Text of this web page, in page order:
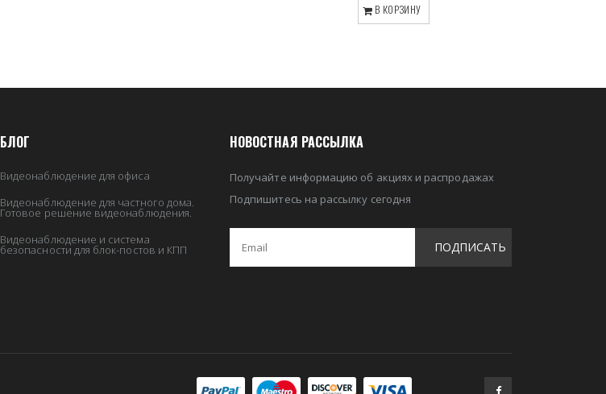
В КОРЗИНУ
БЛОГ
Видеонаблюдение для офиса
Видеонаблюдение для частного дома.
Готовое решение видеонаблюдения.
Видеонаблюдение и система
безопасности для блок-постов и КПП
НОВОСТНАЯ РАССЫЛКА
Получайте информацию об акциях и распродажах
Подпишитесь на рассылку сегодня
ПОДПИСАТЬ